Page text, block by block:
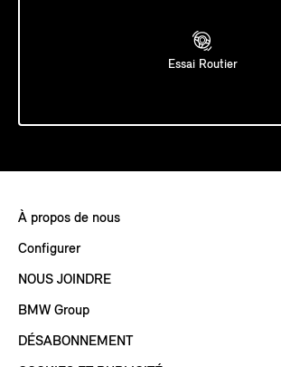
Essai Routier
À propos de nous
Configurer
NOUS JOINDRE
BMW Group
DÉSABONNEMENT